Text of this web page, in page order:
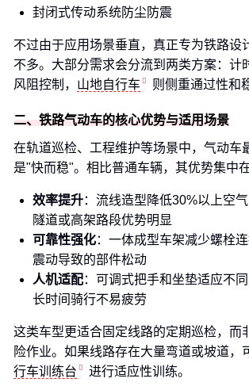
封闭式传动系统防尘防震
不过由于应用场景垂直，真正专为铁路设
不多。大部分需求会分流到两类方案：计
风阻控制， 山地自行车 则侧重通过性和
二、铁路气动车的核心优势与适用场景
在轨道巡检、工程维护等场景中，气动车
是"快而稳"。相比普通车辆，其优势集中
效率提升：流线造型降低30%以上空
隧道或高架路段优势明显
可靠性强化：一体成型车架减少螺栓
震动导致的部件松动
人机适配：可调式把手和坐垫适应不同
长时间骑行不易疲劳
这类车型更适合固定线路的定期巡检，而
险作业。如果线路存在大量弯道或坡道，
行车训练台
进行适应性训练。